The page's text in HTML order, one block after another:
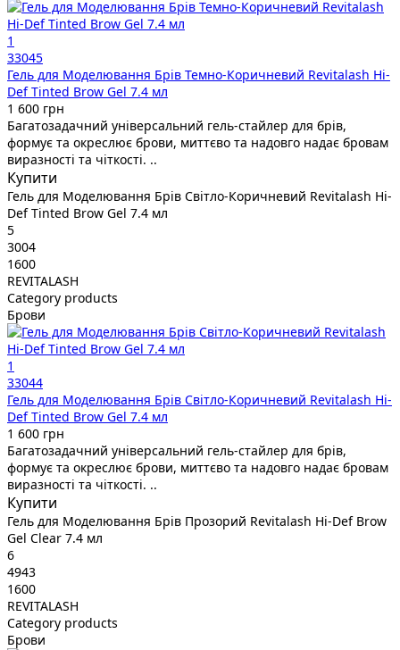
1
33045
Гель для Моделювання Брів Темно-Коричневий Revitalash Hi-
Def Tinted Brow Gel 7.4 мл
1 600 грн
Багатозадачний універсальний гель-стайлер для брів,
формує та окреслює брови, миттєво та надовго надає бровам
виразності та чіткості. ..
Купити
Гель для Моделювання Брів Світло-Коричневий Revitalash Hi-
Def Tinted Brow Gel 7.4 мл
5
3004
1600
REVITALASH
Category products
Брови
1
33044
Гель для Моделювання Брів Світло-Коричневий Revitalash Hi-
Def Tinted Brow Gel 7.4 мл
1 600 грн
Багатозадачний універсальний гель-стайлер для брів,
формує та окреслює брови, миттєво та надовго надає бровам
виразності та чіткості. ..
Купити
Гель для Моделювання Брів Прозорий Revitalash Hi-Def Brow
Gel Clear 7.4 мл
6
4943
1600
REVITALASH
Category products
Брови